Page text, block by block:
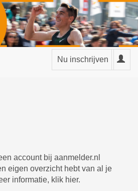
Nu inschrijven
account bij aanmelder.nl
eigen overzicht hebt van al je
informatie, klik hier.